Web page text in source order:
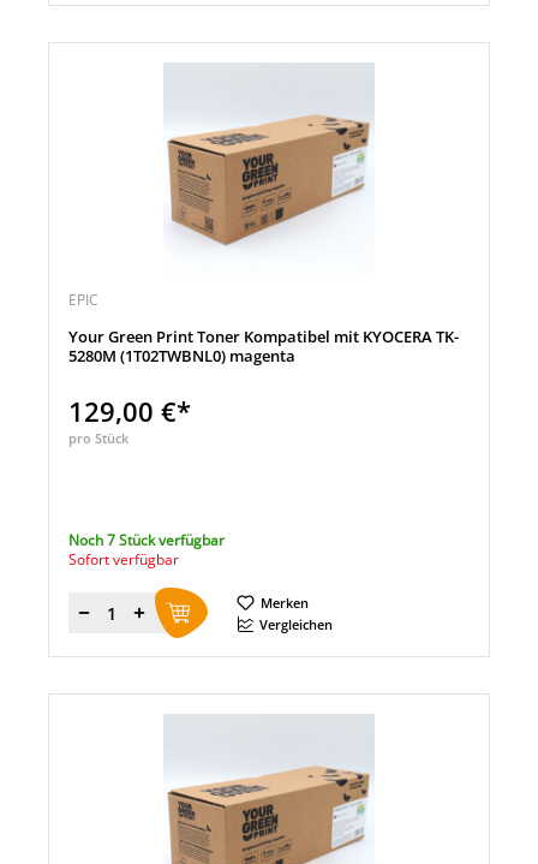
EPIC
Your Green Print Toner Kompatibel mit KYOCERA TK-
5280M (1T02TWBNL0) magenta
129,00 €*
pro Stück
Noch 7 Stück verfügbar
Sofort verfügbar
Menge
Merken
Vergleichen